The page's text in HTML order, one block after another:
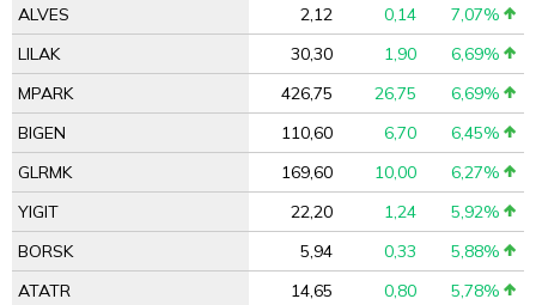
ALVES
2,12 0,14
7,07%
LILAK
30,30 1,90
6,69%
MPARK
426,75 26,75
6,69%
BIGEN
110,60 6,70
6,45%
GLRMK
169,60 10,00
6,27%
YIGIT
22,20 1,24
5,92%
BORSK
5,94 0,33
5,88%
ATATR
14,65 0,80
5,78%